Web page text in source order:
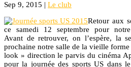
Sep 9, 2015 | Le club
Retour aux
ce samedi 12 septembre pour
Avant de retrouver, on l’espère, la
prochaine notre salle de la vieille
look » direction le parvis du cinéma
pour la journée des sports US dans